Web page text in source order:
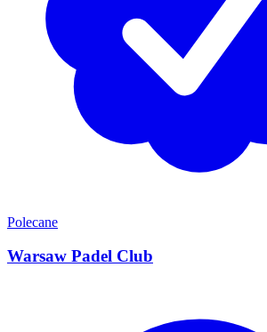
Polecane
Warsaw Padel Club